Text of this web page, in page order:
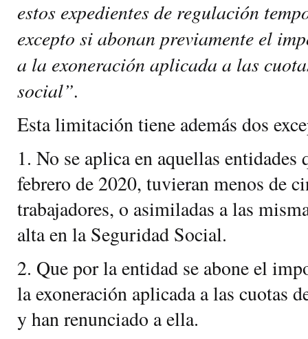
estos expedientes de regulación
excepto si abonan previamente el
a la exoneración aplicada a las
social”.
Esta limitación tiene además dos
1. No se aplica en aquellas entidades
febrero de 2020, tuvieran menos de
trabajadores, o asimiladas a las
alta en la Seguridad Social.
2. Que por la entidad se abone el
la exoneración aplicada a las cuotas
y han renunciado a ella.